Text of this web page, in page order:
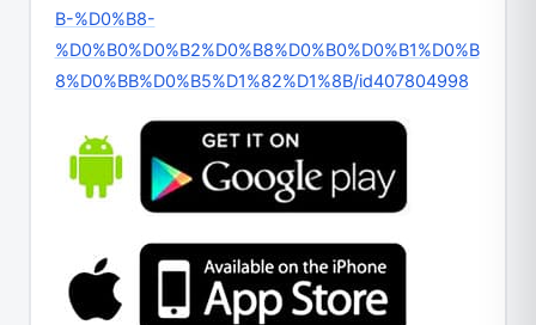
B-%D0%B8-
%D0%B0%D0%B2%D0%B8%D0%B0%D0%B1%D0%B
8%D0%BB%D0%B5%D1%82%D1%8B/id407804998